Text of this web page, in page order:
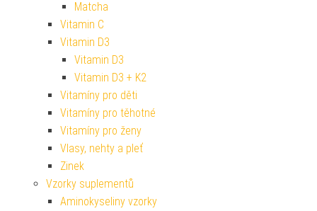
Matcha
Vitamin C
Vitamin D3
Vitamin D3
Vitamin D3 + K2
Vitamíny pro děti
Vitamíny pro těhotné
Vitamíny pro ženy
Vlasy, nehty a pleť
Zinek
Vzorky suplementů
Aminokyseliny vzorky